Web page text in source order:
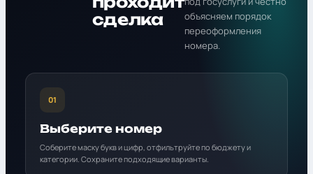
сделка
объясняем порядок
переоформления
номера.
01
Выберите номер
Соберите маску букв и цифр, отфильтруйте по бюджету и
категории. Сохраните подходящие варианты.